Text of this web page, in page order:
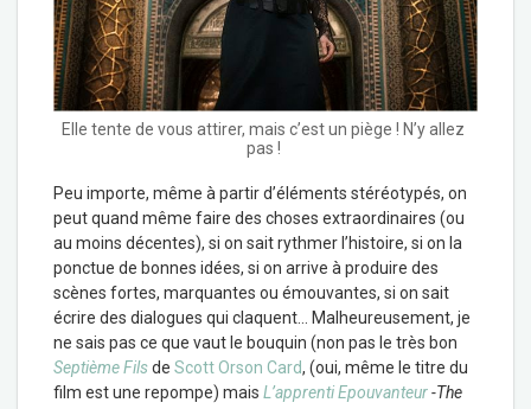
Elle tente de vous attirer, mais c’est un piège ! N’y allez
pas !
Peu importe, même à partir d’éléments stéréotypés, on
peut quand même faire des choses extraordinaires (ou
au moins décentes), si on sait rythmer l’histoire, si on la
ponctue de bonnes idées, si on arrive à produire des
scènes fortes, marquantes ou émouvantes, si on sait
écrire des dialogues qui claquent… Malheureusement, je
ne sais pas ce que vaut le bouquin (non pas le très bon
Septième Filsde Scott Orson Card, (oui, même le titre du
film est une repompe) mais L’apprenti Epouvanteur-The